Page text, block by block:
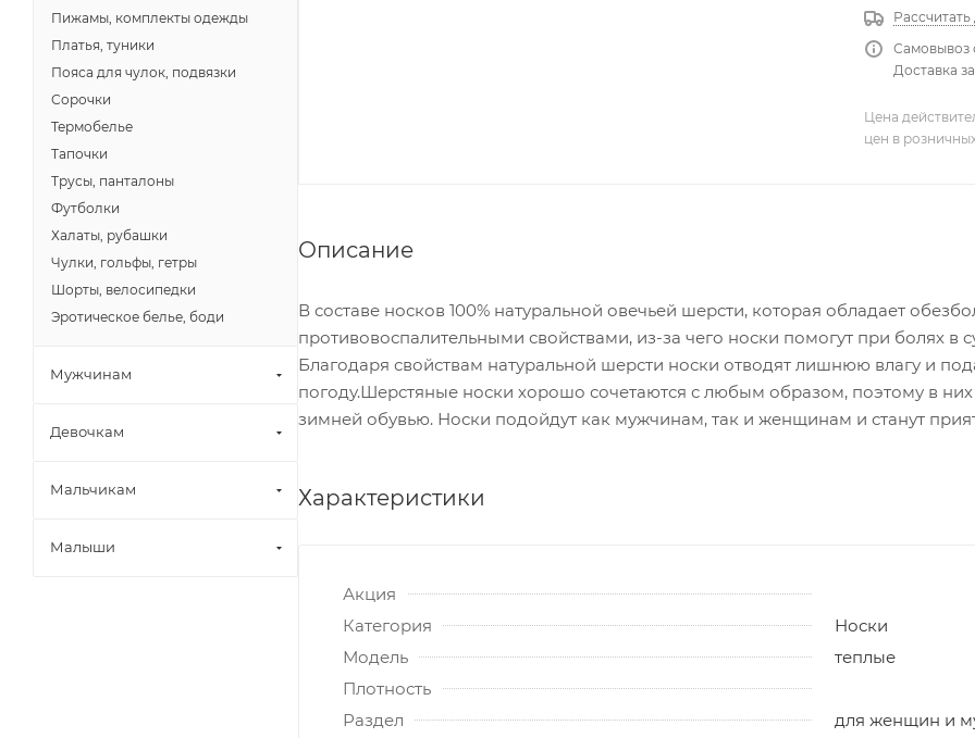
Рассчитать
Самовывоз
Доставка
Цена
цен в
Описание
В составе носков 100% натуральной овечьей шерсти, которая обладает
противовоспалительными свойствами, из-за чего носки помогут при болях в
Благодаря свойствам натуральной шерсти носки отводят лишнюю влагу и
погоду.Шерстяные носки хорошо сочетаются с любым образом, поэтому в них
зимней обувью. Носки подойдут как мужчинам, так и женщинам и станут
Характеристики
Акция
Категория
Носки
Модель
теплые
Плотность
Раздел
для женщин и
Пижамы, комплекты одежды
Платья, туники
Пояса для чулок, подвязки
Сорочки
Термобелье
Тапочки
Трусы, панталоны
Футболки
Халаты, рубашки
Чулки, гольфы, гетры
Шорты, велосипедки
Эротическое белье, боди
Мужчинам
Девочкам
Мальчикам
Малыши